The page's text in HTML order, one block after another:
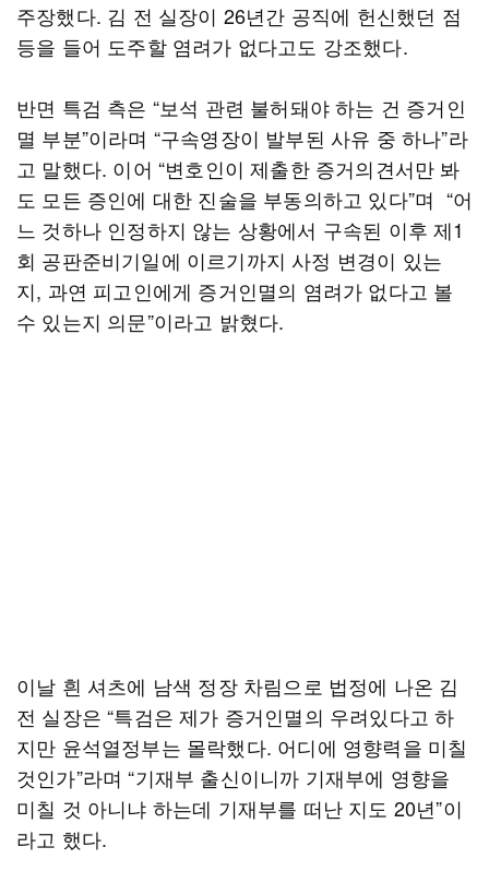
주장했다. 김 전 실장이 26년간 공직에 헌신했던 점
등을 들어 도주할 염려가 없다고도 강조했다.
반면 특검 측은 “보석 관련 불허돼야 하는 건 증거인
멸 부분”이라며 “구속영장이 발부된 사유 중 하나”라
고 말했다. 이어 “변호인이 제출한 증거의견서만 봐
도 모든 증인에 대한 진술을 부동의하고 있다”며 “어
느 것하나 인정하지 않는 상황에서 구속된 이후 제1
회 공판준비기일에 이르기까지 사정 변경이 있는
지, 과연 피고인에게 증거인멸의 염려가 없다고 볼
수 있는지 의문”이라고 밝혔다.
이날 흰 셔츠에 남색 정장 차림으로 법정에 나온 김
전 실장은 “특검은 제가 증거인멸의 우려있다고 하
지만 윤석열정부는 몰락했다. 어디에 영향력을 미칠
것인가”라며 “기재부 출신이니까 기재부에 영향을
미칠 것 아니냐 하는데 기재부를 떠난 지도 20년”이
라고 했다.